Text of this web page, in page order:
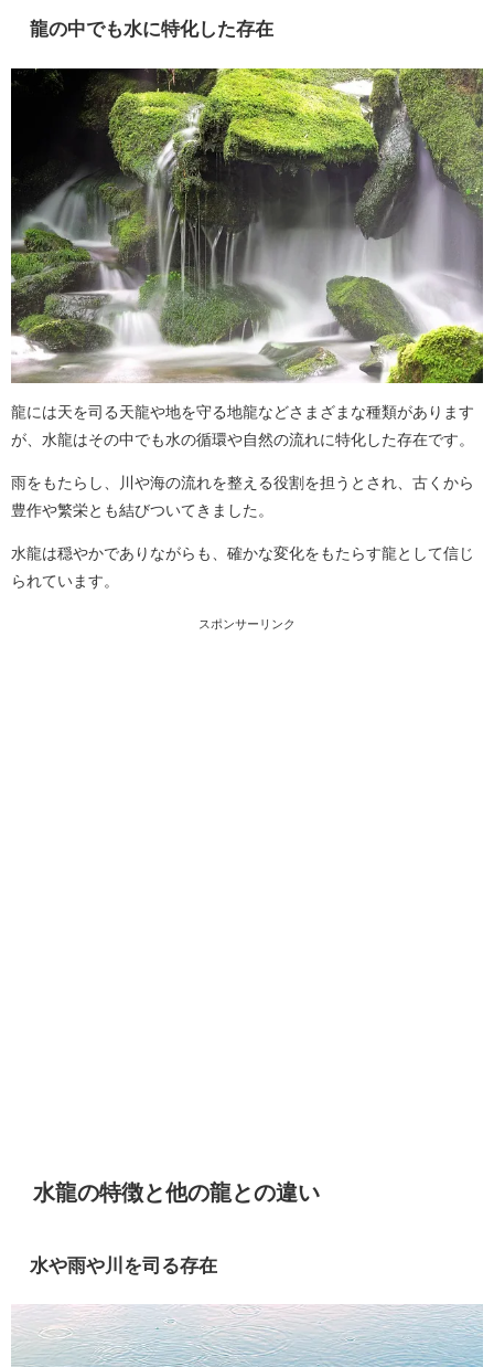
龍の中でも水に特化した存在
龍には天を司る天龍や地を守る地龍などさまざまな種類があります
が、水龍はその中でも水の循環や自然の流れに特化した存在です。
雨をもたらし、川や海の流れを整える役割を担うとされ、古くから
豊作や繁栄とも結びついてきました。
水龍は穏やかでありながらも、確かな変化をもたらす龍として信じ
られています。
スポンサーリンク
水龍の特徴と他の龍との違い
水や雨や川を司る存在